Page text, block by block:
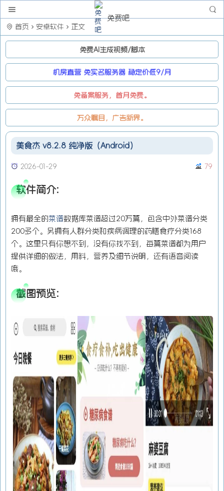
免费吧
首页 安卓软件 正文
免费AI生成视频/脚本
机房直营 免实名服务器 稳定价低9/月
免备案服务，首月免费。
万众瞩目，广告新界。
美食杰 v8.2.8 纯净版（Android）
2026-01-29 79
软件简介:
拥有最全的菜谱数据库菜谱超过20万篇，包含中外菜谱分类
200多个。另拥有人群分类和疾病调理的药膳食疗分类168
个。这里只有你想不到，没有你找不到，每篇菜谱都为用户
提供详细的做法，用料，营养及细节说明，还有语音阅读
哦。
截图预览: